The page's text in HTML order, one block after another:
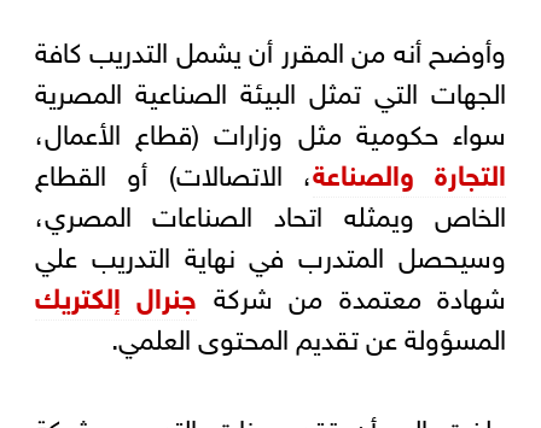
وأوضح أنه من المقرر أن يشمل التدريب كافة
الجهات التي تمثل البيئة الصناعية المصرية
سواء حكومية مثل وزارات (قطاع الأعمال،
التجارة والصناعة، الاتصالات) أو القطاع
الخاص ويمثله اتحاد الصناعات المصري،
وسيحصل المتدرب في نهاية التدريب علي
شهادة معتمدة من شركة جنرال إلكتريك
المسؤولة عن تقديم المحتوى العلمي.